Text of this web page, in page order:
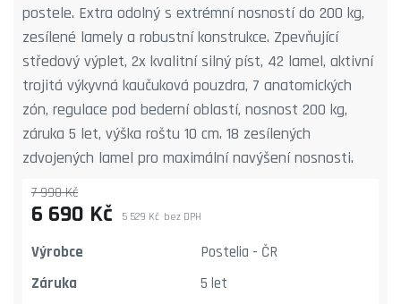
postele. Extra odolný s extrémní nosností do 200 kg,
zesílené lamely a robustní konstrukce. Zpevňující
středový výplet, 2x kvalitní silný píst, 42 lamel, aktivní
trojitá výkyvná kaučuková pouzdra, 7 anatomických
zón, regulace pod bederní oblastí, nosnost 200 kg,
záruka 5 let, výška roštu 10 cm. 18 zesílených
zdvojených lamel pro maximální navýšení nosnosti.
6 690 Kč bez DPH
5 529 Kč
7 990 Kč
Výrobce
Postelia - ČR
Záruka
5 let